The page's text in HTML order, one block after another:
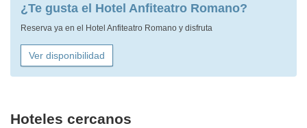
¿Te gusta el Hotel Anfiteatro Romano?
Reserva ya en el Hotel Anfiteatro Romano y disfruta
Ver disponibilidad
Hoteles cercanos